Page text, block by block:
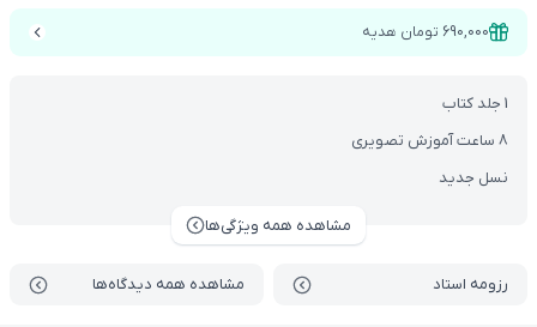
1 جلد کتاب
8 ساعت آموزش تصویری
نسل جدید
مشاهده همه ویژگی‌ها
رزومه استاد مشاهده همه دیدگاه‌ها
690,000 تومان هدیه